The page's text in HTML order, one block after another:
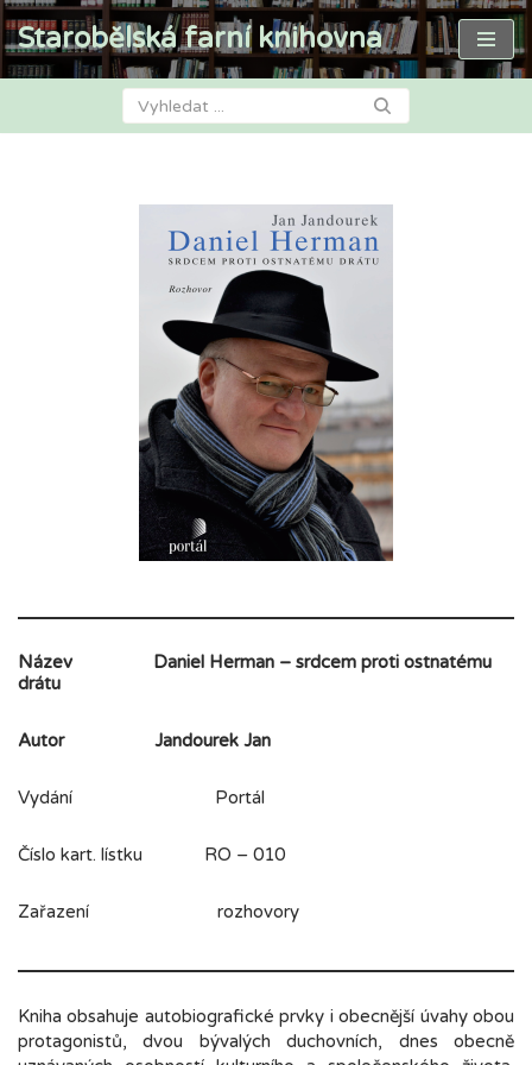
Přeskočit
Starobělská farní knihovna
Název
Daniel Herman – srdcem proti ostnatému
drátu
Autor Jandourek Jan
Vydání Portál
Číslo kart. lístku RO – 010
Zařazení rozhovory
Kniha obsahuje autobiografické prvky i obecnější úvahy obou
protagonistů, dvou bývalých duchovních, dnes obecně